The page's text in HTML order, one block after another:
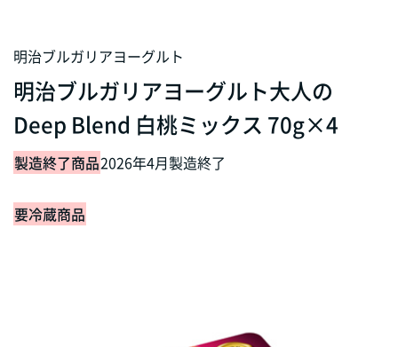
明治ブルガリアヨーグルト
明治ブルガリアヨーグルト大人の
Deep Blend 白桃ミックス 70g×4
製造終了商品2026年4月製造終了
要冷蔵商品